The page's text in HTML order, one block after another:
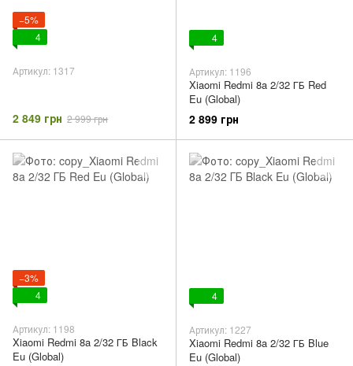
−5%
4
Артикул: 1317
2 849 грн 2 999 грн
4
Артикул: 1196
Xiaomi Redmi 8a 2/32 ГБ Red
Eu (Global)
2 899 грн
−3%
4
Артикул: 1198
Xiaomi Redmi 8a 2/32 ГБ Black
Eu (Global)
4
Артикул: 1227
Xiaomi Redmi 8a 2/32 ГБ Blue
Eu (Global)